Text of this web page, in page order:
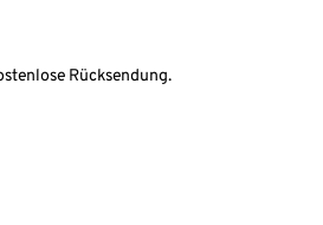
Rücksendung.